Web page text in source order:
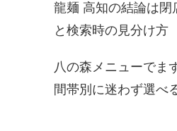
龍麺 高知の結論は閉
と検索時の見分け方
八の森メニューでま
間帯別に迷わず選べ